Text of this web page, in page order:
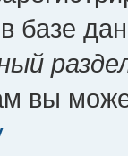
в базе
вы